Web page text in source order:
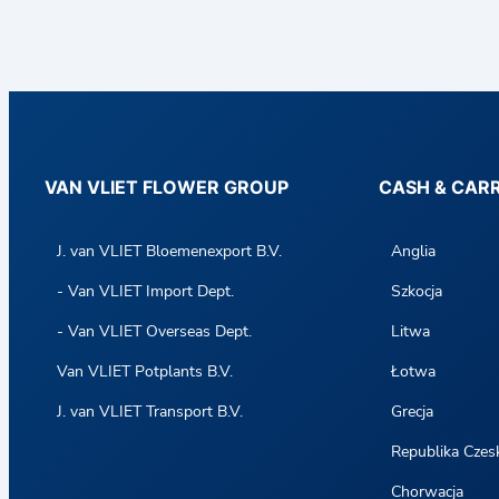
d
r
y
VAN VLIET FLOWER GROUP
J. van VLIET Bloemenexport B.V.
- Van VLIET Import Dept.
- Van VLIET Overseas Dept.
Van VLIET Potplants B.V.
J. van VLIET Transport B.V.
CASH &
Anglia
Szkocja
Litwa
Łotwa
Grecja
Republika
Chorwacja